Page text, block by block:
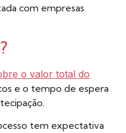
com empresas
o valor total do
e o tempo de espera
tem expectativa